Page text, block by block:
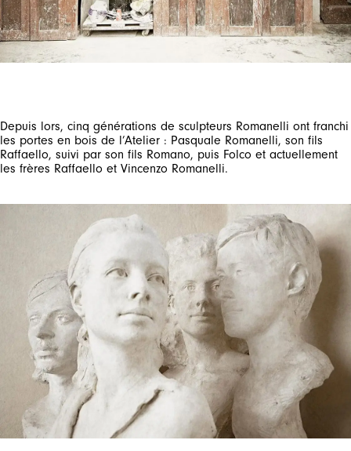
Depuis lors, cinq générations de sculpteurs Romanelli ont franchi
les portes en bois de l’Atelier : Pasquale Romanelli, son fils
Raffaello, suivi par son fils Romano, puis Folco et actuellement
les frères Raffaello et Vincenzo Romanelli.